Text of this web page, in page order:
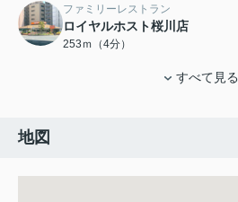
ファミリーレストラン
ロイヤルホスト桜川店
253ｍ（4分）
すべて見る
地図